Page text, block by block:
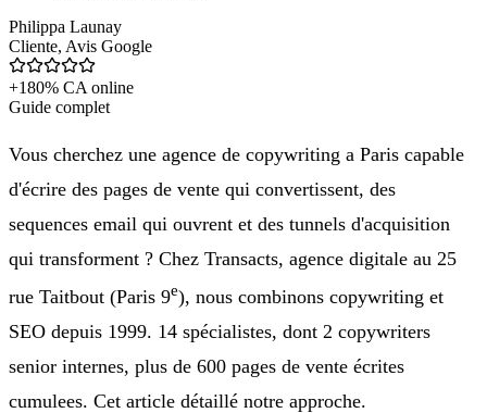
Philippa Launay
Cliente, Avis Google
+180% CA online
Guide complet
Vous cherchez une agence de copywriting a Paris capable
d'écrire des pages de vente qui convertissent, des
sequences email qui ouvrent et des tunnels d'acquisition
qui transforment ? Chez Transacts, agence digitale au 25
rue Taitbout (Paris 9e), nous combinons copywriting et
SEO depuis 1999. 14 spécialistes, dont 2 copywriters
senior internes, plus de 600 pages de vente écrites
cumulees. Cet article détaillé notre approche.